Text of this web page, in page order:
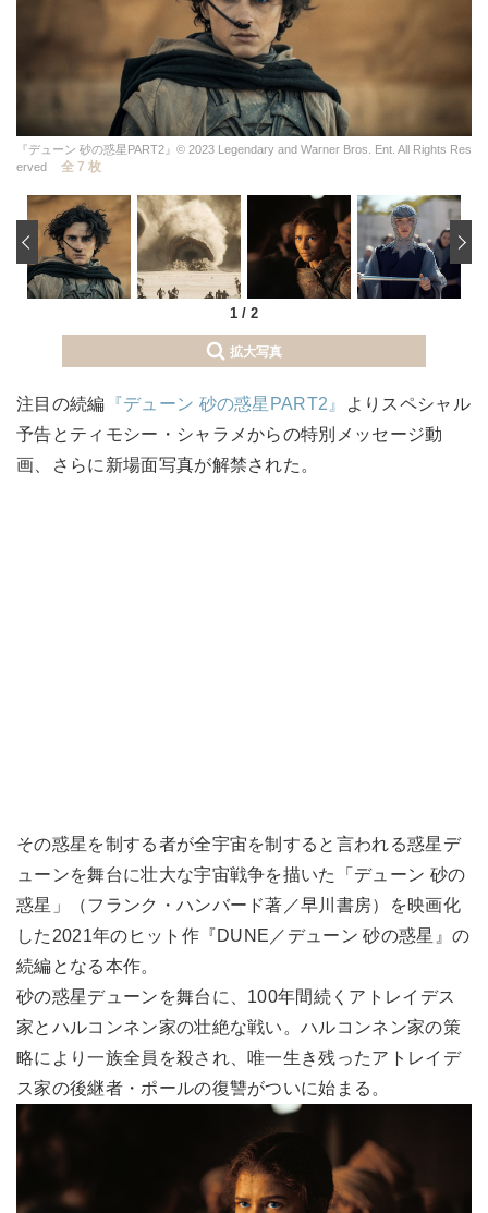
『デューン 砂の惑星PART2』© 2023 Legendary and Warner Bros. Ent. All Rights Res
erved
全 7 枚
1 / 2
‹
拡大写真
注目の続編 『デューン 砂の惑星PART2』
よりスペシャル
予告とティモシー・シャラメからの特別メッセージ動
画、さらに新場面写真が解禁された。
その惑星を制する者が全宇宙を制すると言われる惑星デ
ューンを舞台に壮大な宇宙戦争を描いた「デューン 砂の
惑星」（フランク・ハンバード著／早川書房）を映画化
した2021年のヒット作『DUNE／デューン 砂の惑星』の
続編となる本作。
砂の惑星デューンを舞台に、100年間続くアトレイデス
家とハルコンネン家の壮絶な戦い。ハルコンネン家の策
略により一族全員を殺され、唯一生き残ったアトレイデ
ス家の後継者・ポールの復讐がついに始まる。